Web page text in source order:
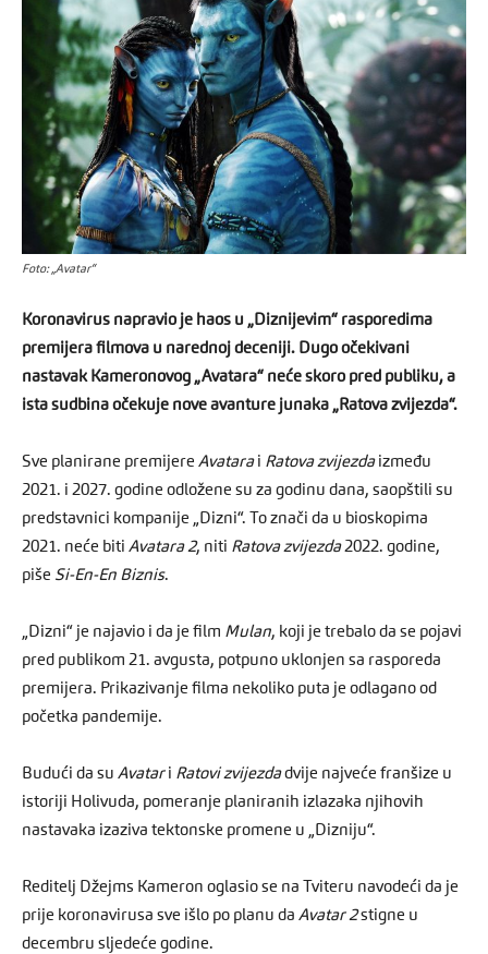
Foto: „Avatar“
Koronavirus napravio je haos u „Diznijevim“ rasporedima
premijera filmova u narednoj deceniji. Dugo očekivani
nastavak Kameronovog „Avatara“ neće skoro pred publiku, a
ista sudbina očekuje nove avanture junaka „Ratova zvijezda“.
Sve planirane premijere Avatarai Ratova zvijezdaizmeđu
2021. i 2027. godine odložene su za godinu dana, saopštili su
predstavnici kompanije „Dizni“. To znači da u bioskopima
2021. neće biti Avatara 2, niti Ratova zvijezda2022. godine,
piše Si-En-En Biznis.
„Dizni“ je najavio i da je film Mulan, koji je trebalo da se pojavi
pred publikom 21. avgusta, potpuno uklonjen sa rasporeda
premijera. Prikazivanje filma nekoliko puta je odlagano od
početka pandemije.
Budući da su Avatari Ratovi zvijezdadvije najveće franšize u
istoriji Holivuda, pomeranje planiranih izlazaka njihovih
nastavaka izaziva tektonske promene u „Dizniju“.
Reditelj Džejms Kameron oglasio se na Tviteru navodeći da je
prije koronavirusa sve išlo po planu da Avatar 2stigne u
decembru sljedeće godine.